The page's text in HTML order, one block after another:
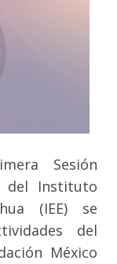
Sesión
del Instituto
(IEE) se
del
México